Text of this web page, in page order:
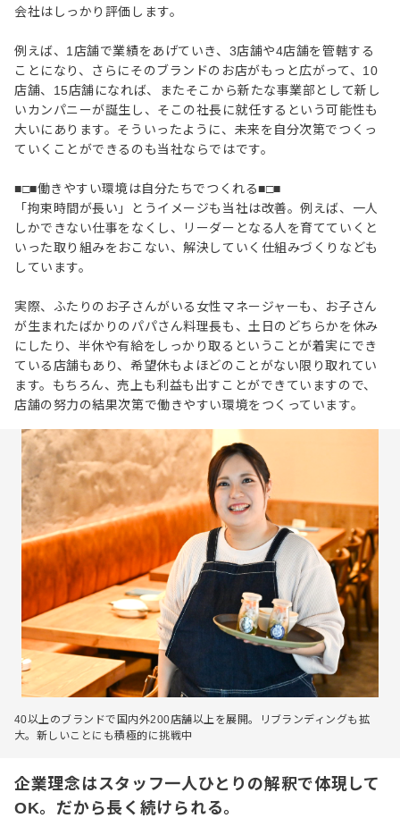
会社はしっかり評価します。
例えば、1店舗で業績をあげていき、3店舗や4店舗を管轄する
ことになり、さらにそのブランドのお店がもっと広がって、10
店舗、15店舗になれば、またそこから新たな事業部として新し
いカンパニーが誕生し、そこの社長に就任するという可能性も
大いにあります。そういったように、未来を自分次第でつくっ
ていくことができるのも当社ならではです。
■□■働きやすい環境は自分たちでつくれる■□■
「拘束時間が長い」とうイメージも当社は改善。例えば、一人
しかできない仕事をなくし、リーダーとなる人を育てていくと
いった取り組みをおこない、解決していく仕組みづくりなども
しています。
実際、ふたりのお子さんがいる女性マネージャーも、お子さん
が生まれたばかりのパパさん料理長も、土日のどちらかを休み
にしたり、半休や有給をしっかり取るということが着実にでき
ている店舗もあり、希望休もよほどのことがない限り取れてい
ます。もちろん、売上も利益も出すことができていますので、
店舗の努力の結果次第で働きやすい環境をつくっています。
40以上のブランドで国内外200店舗以上を展開。リブランディングも拡
大。新しいことにも積極的に挑戦中
企業理念はスタッフ一人ひとりの解釈で体現して
OK。だから長く続けられる。